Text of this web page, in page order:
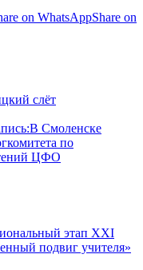
on WhatsAppShare on
слёт
В Смоленске
по
ЦФО
этап XXI
подвиг учителя»